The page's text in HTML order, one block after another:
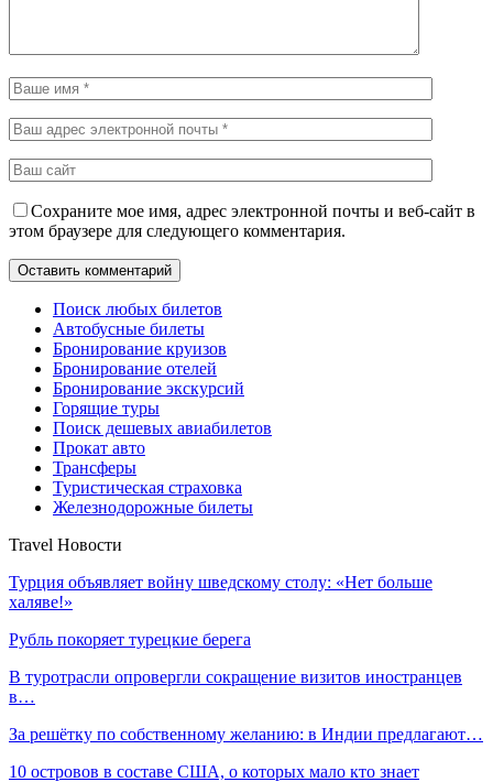
Сохраните мое имя, адрес электронной почты и веб-сайт в
этом браузере для следующего комментария.
Поиск любых билетов
Автобусные билеты
Бронирование круизов
Бронирование отелей
Бронирование экскурсий
Горящие туры
Поиск дешевых авиабилетов
Прокат авто
Трансферы
Туристическая страховка
Железнодорожные билеты
Travel Новости
Турция объявляет войну шведскому столу: «Нет больше
халяве!»
Рубль покоряет турецкие берега
В туротрасли опровергли сокращение визитов иностранцев
в…
За решётку по собственному желанию: в Индии предлагают…
10 островов в составе США, о которых мало кто знает